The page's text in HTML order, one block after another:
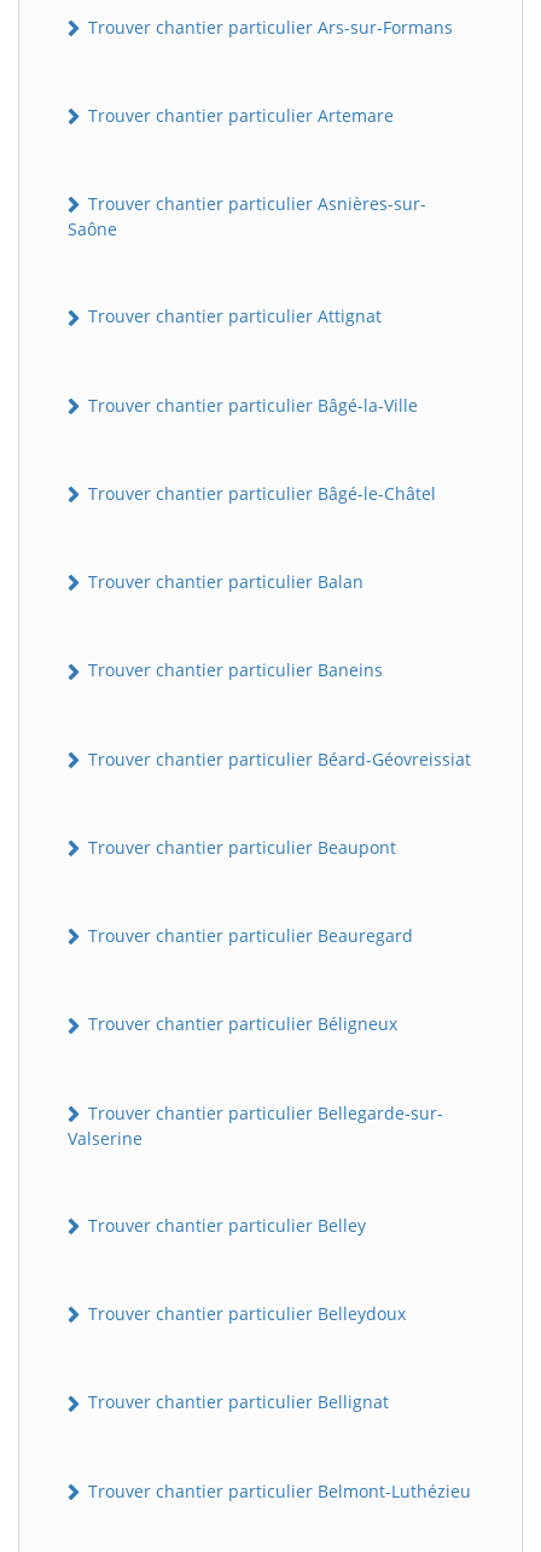
Trouver chantier particulier Ars-sur-Formans
Trouver chantier particulier Artemare
Trouver chantier particulier Asnières-sur-
Saône
Trouver chantier particulier Attignat
Trouver chantier particulier Bâgé-la-Ville
Trouver chantier particulier Bâgé-le-Châtel
Trouver chantier particulier Balan
Trouver chantier particulier Baneins
Trouver chantier particulier Béard-Géovreissiat
Trouver chantier particulier Beaupont
Trouver chantier particulier Beauregard
Trouver chantier particulier Béligneux
Trouver chantier particulier Bellegarde-sur-
Valserine
Trouver chantier particulier Belley
Trouver chantier particulier Belleydoux
Trouver chantier particulier Bellignat
Trouver chantier particulier Belmont-Luthézieu